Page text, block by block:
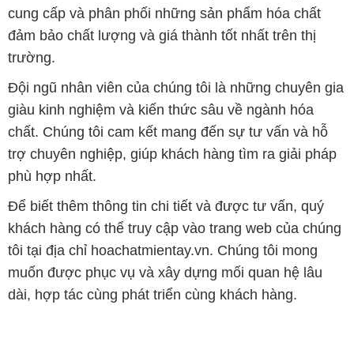
cung cấp và phân phối những sản phẩm hóa chất
đảm bảo chất lượng và giá thành tốt nhất trên thị
trường.
Đội ngũ nhân viên của chúng tôi là những chuyên gia
giàu kinh nghiệm và kiến thức sâu về ngành hóa
chất. Chúng tôi cam kết mang đến sự tư vấn và hỗ
trợ chuyên nghiệp, giúp khách hàng tìm ra giải pháp
phù hợp nhất.
Để biết thêm thông tin chi tiết và được tư vấn, quý
khách hàng có thể truy cập vào trang web của chúng
tôi tại địa chỉ hoachatmientay.vn. Chúng tôi mong
muốn được phục vụ và xây dựng mối quan hệ lâu
dài, hợp tác cùng phát triển cùng khách hàng.